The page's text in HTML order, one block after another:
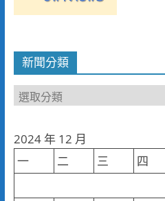
新聞分類
新
類
2024 年 12 月
一
二 三 四